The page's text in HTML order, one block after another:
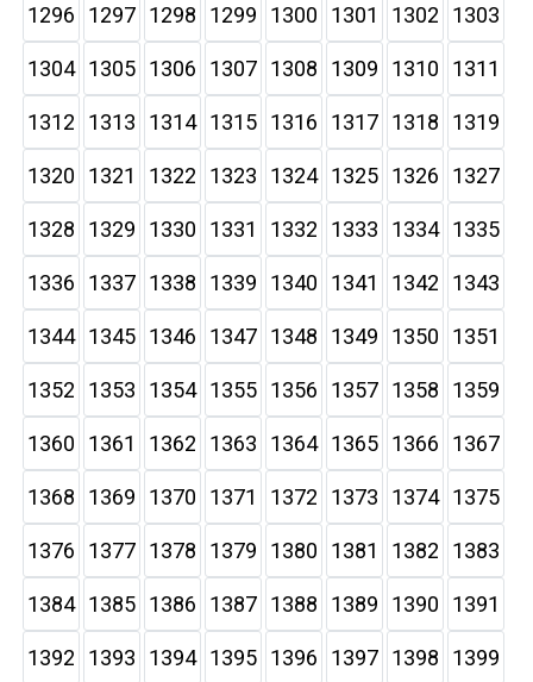
1296 1297 1298 1299 1300 1301 1302 1303
1304 1305 1306 1307 1308 1309 1310 1311
1312 1313 1314 1315 1316 1317 1318 1319
1320 1321 1322 1323 1324 1325 1326 1327
1328 1329 1330 1331 1332 1333 1334 1335
1336 1337 1338 1339 1340 1341 1342 1343
1344 1345 1346 1347 1348 1349 1350 1351
1352 1353 1354 1355 1356 1357 1358 1359
1360 1361 1362 1363 1364 1365 1366 1367
1368 1369 1370 1371 1372 1373 1374 1375
1376 1377 1378 1379 1380 1381 1382 1383
1384 1385 1386 1387 1388 1389 1390 1391
1392 1393 1394 1395 1396 1397 1398 1399